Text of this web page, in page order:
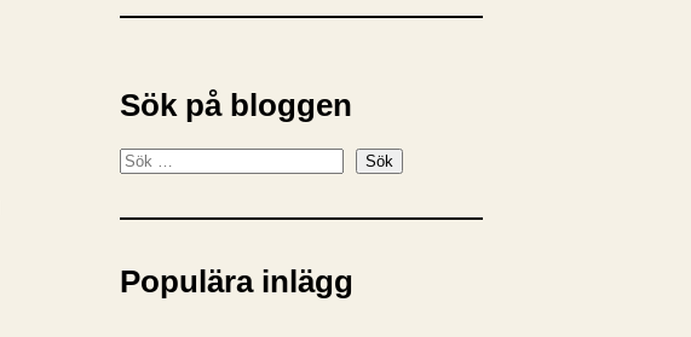
Sök på bloggen
S
k
Sök
Populära inlägg